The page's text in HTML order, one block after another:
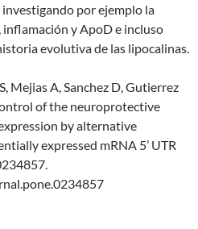
investigando por ejemplo la
y ApoD e incluso
evolutiva de las lipocalinas.
Mejias A, Sanchez D, Gutierrez
of the neuroprotective
by alternative
expressed mRNA 5’ UTR